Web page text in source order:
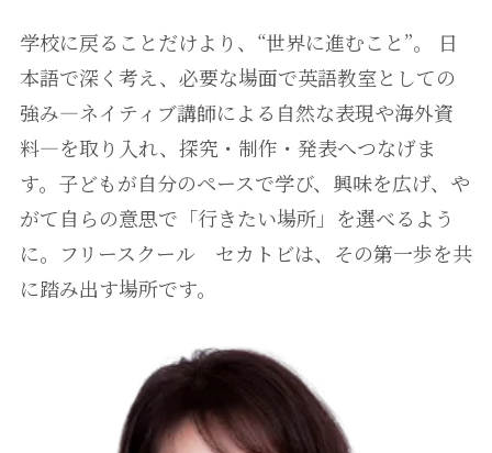
学校に戻ることだけより、“世界に進むこと”。 日
本語で深く考え、必要な場面で英語教室としての
強み—ネイティブ講師による自然な表現や海外資
料—を取り入れ、探究・制作・発表へつなげま
す。子どもが自分のペースで学び、興味を広げ、や
がて自らの意思で「行きたい場所」を選べるよう
に。フリースクール セカトビは、その第一歩を共
に踏み出す場所です。